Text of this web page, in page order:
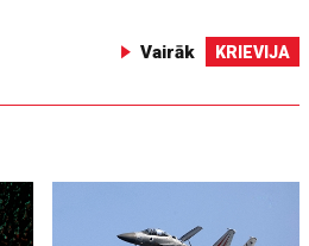
Vairāk KRIEVIJA